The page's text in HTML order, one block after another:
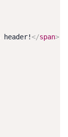
</span>